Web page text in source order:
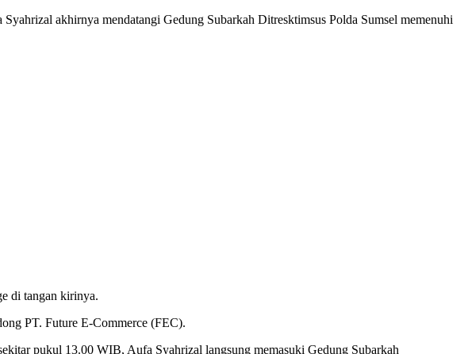
akhirnya mendatangi Gedung Subarkah Ditresktimsus Polda Sumsel memenuhi
di tangan kirinya.
PT. Future E-Commerce (FEC).
pukul 13.00 WIB, Aufa Syahrizal langsung memasuki Gedung Subarkah